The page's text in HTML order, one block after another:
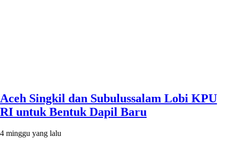
Aceh Singkil dan Subulussalam Lobi KPU
RI untuk Bentuk Dapil Baru
4 minggu yang lalu